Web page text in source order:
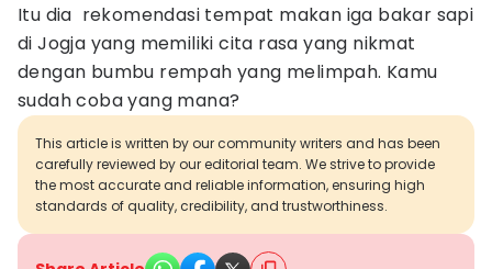
Itu dia rekomendasi tempat makan iga bakar sapi
di Jogja yang memiliki cita rasa yang nikmat
dengan bumbu rempah yang melimpah. Kamu
sudah coba yang mana?
This article is written by our community writers and has been
carefully reviewed by our editorial team. We strive to provide
the most accurate and reliable information, ensuring high
standards of quality, credibility, and trustworthiness.